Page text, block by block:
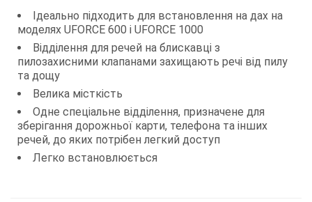
Ідеально підходить для встановлення на дах на
моделях UFORCE 600 і UFORCE 1000
Відділення для речей на блискавці з
пилозахисними клапанами захищають речі від пилу
та дощу
Велика місткість
Одне спеціальне відділення, призначене для
зберігання дорожньої карти, телефона та інших
речей, до яких потрібен легкий доступ
Легко встановлюється